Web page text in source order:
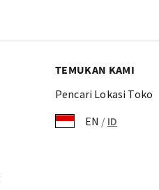
TEMUKAN KAMI
Pencari Lokasi Toko
EN / ID